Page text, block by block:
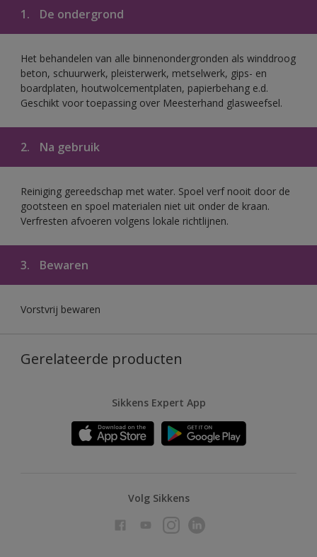
1. De ondergrond
Het behandelen van alle binnenondergronden als winddroog
beton, schuurwerk, pleisterwerk, metselwerk, gips- en
boardplaten, houtwolcementplaten, papierbehang e.d.
Geschikt voor toepassing over Meesterhand glasweefsel.
2. Na gebruik
Reiniging gereedschap met water. Spoel verf nooit door de
gootsteen en spoel materialen niet uit onder de kraan.
Verfresten afvoeren volgens lokale richtlijnen.
3. Bewaren
Vorstvrij bewaren
Gerelateerde producten
Sikkens Expert App
Volg Sikkens